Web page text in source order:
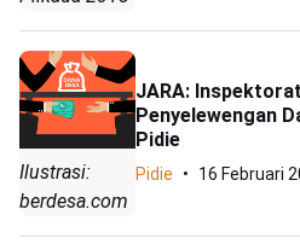
Ilustrasi:
berdesa.com
JARA:
Penyelewengan
Pidie
Pidie 16 Februari